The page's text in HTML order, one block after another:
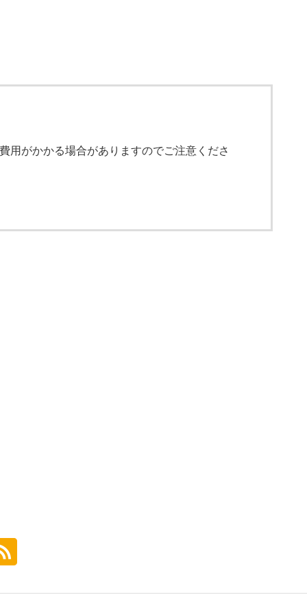
用がかかる場合がありますのでご注意くださ